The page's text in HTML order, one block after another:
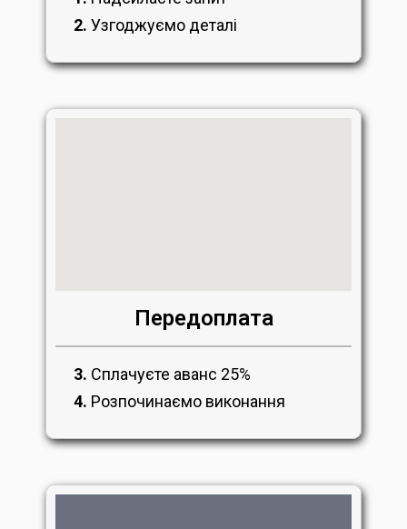
2. Узгоджуємо деталі
Передоплата
3. Сплачуєте аванс 25%
4. Розпочинаємо виконання